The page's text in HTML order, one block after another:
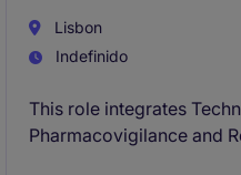
Lisbon
Indefinido
This role integrates
Pharmacovigilance and